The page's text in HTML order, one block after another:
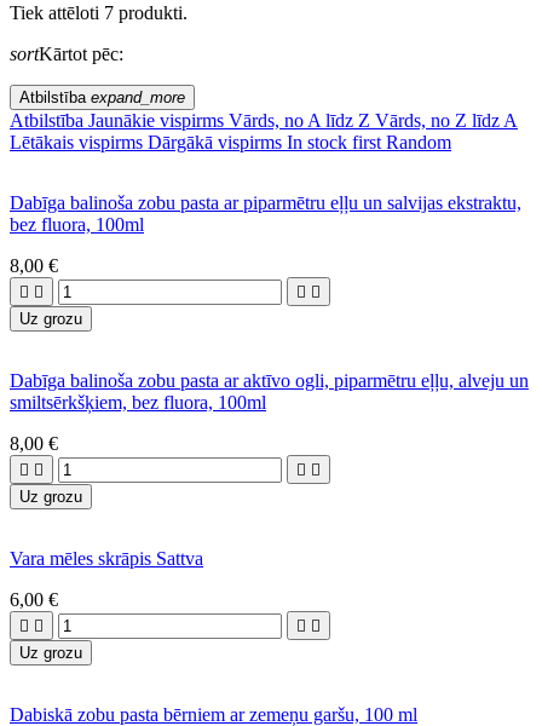
Tiek attēloti 7 produkti.
sortKārtot pēc:
Atbilstība expand_more
Atbilstība Jaunākie vispirms Vārds, no A līdz Z Vārds, no Z līdz A
Lētākais vispirms Dārgākā vispirms In stock first Random
Dabīga balinoša zobu pasta ar piparmētru eļļu un salvijas ekstraktu,
bez fluora, 100ml
8,00 €
   
Uz grozu
Dabīga balinoša zobu pasta ar aktīvo ogli, piparmētru eļļu, alveju un
smiltsērkšķiem, bez fluora, 100ml
8,00 €
   
Uz grozu
Vara mēles skrāpis Sattva
6,00 €
   
Uz grozu
Dabiskā zobu pasta bērniem ar zemeņu garšu, 100 ml